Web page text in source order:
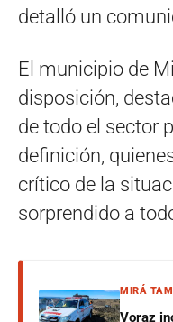
detalló un
El municipio de
disposición,
de todo el sector
definición,
crítico de la
sorprendido a
MIRÁ
Voraz